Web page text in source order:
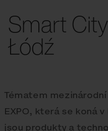
Smart
Łódź
Tématem
EXPO, která se koná
jsou produkty a